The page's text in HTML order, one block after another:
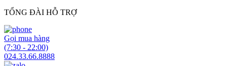
TỔNG ĐÀI HỖ TRỢ
Gọi mua hàng
(7:30 - 22:00)
024.33.66.8888